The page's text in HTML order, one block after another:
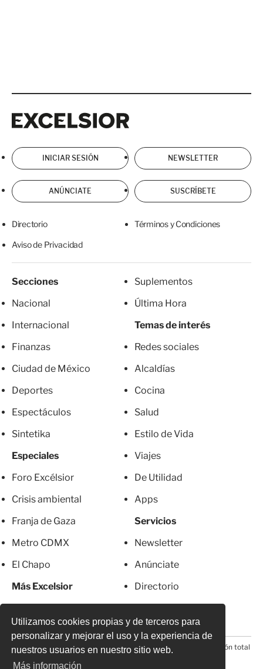
Utilizamos cookies propias y de terceros para
personalizar y mejorar el uso y la experiencia de
nuestros usuarios en nuestro sitio web.
Más información
INICIAR SESIÓN NEWSLETTER
ANÚNCIATE SUSCRÍBETE
Directorio Términos y Condiciones
Aviso de Privacidad
Secciones
Nacional
Internacional
Finanzas
Ciudad de México
Deportes
Espectáculos
Sintetika
Especiales
Foro Excélsior
Crisis ambiental
Franja de Gaza
Metro CDMX
El Chapo
Más Excelsior
Suplementos
Última Hora
Temas de interés
Redes sociales
Alcaldías
Cocina
Salud
Estilo de Vida
Viajes
De Utilidad
Apps
Servicios
Newsletter
Anúnciate
Directorio
© 2026 Todos los derechos reservados. Prohibida la reproducción total
o parcial, incluyendo cualquier medio electrónico*